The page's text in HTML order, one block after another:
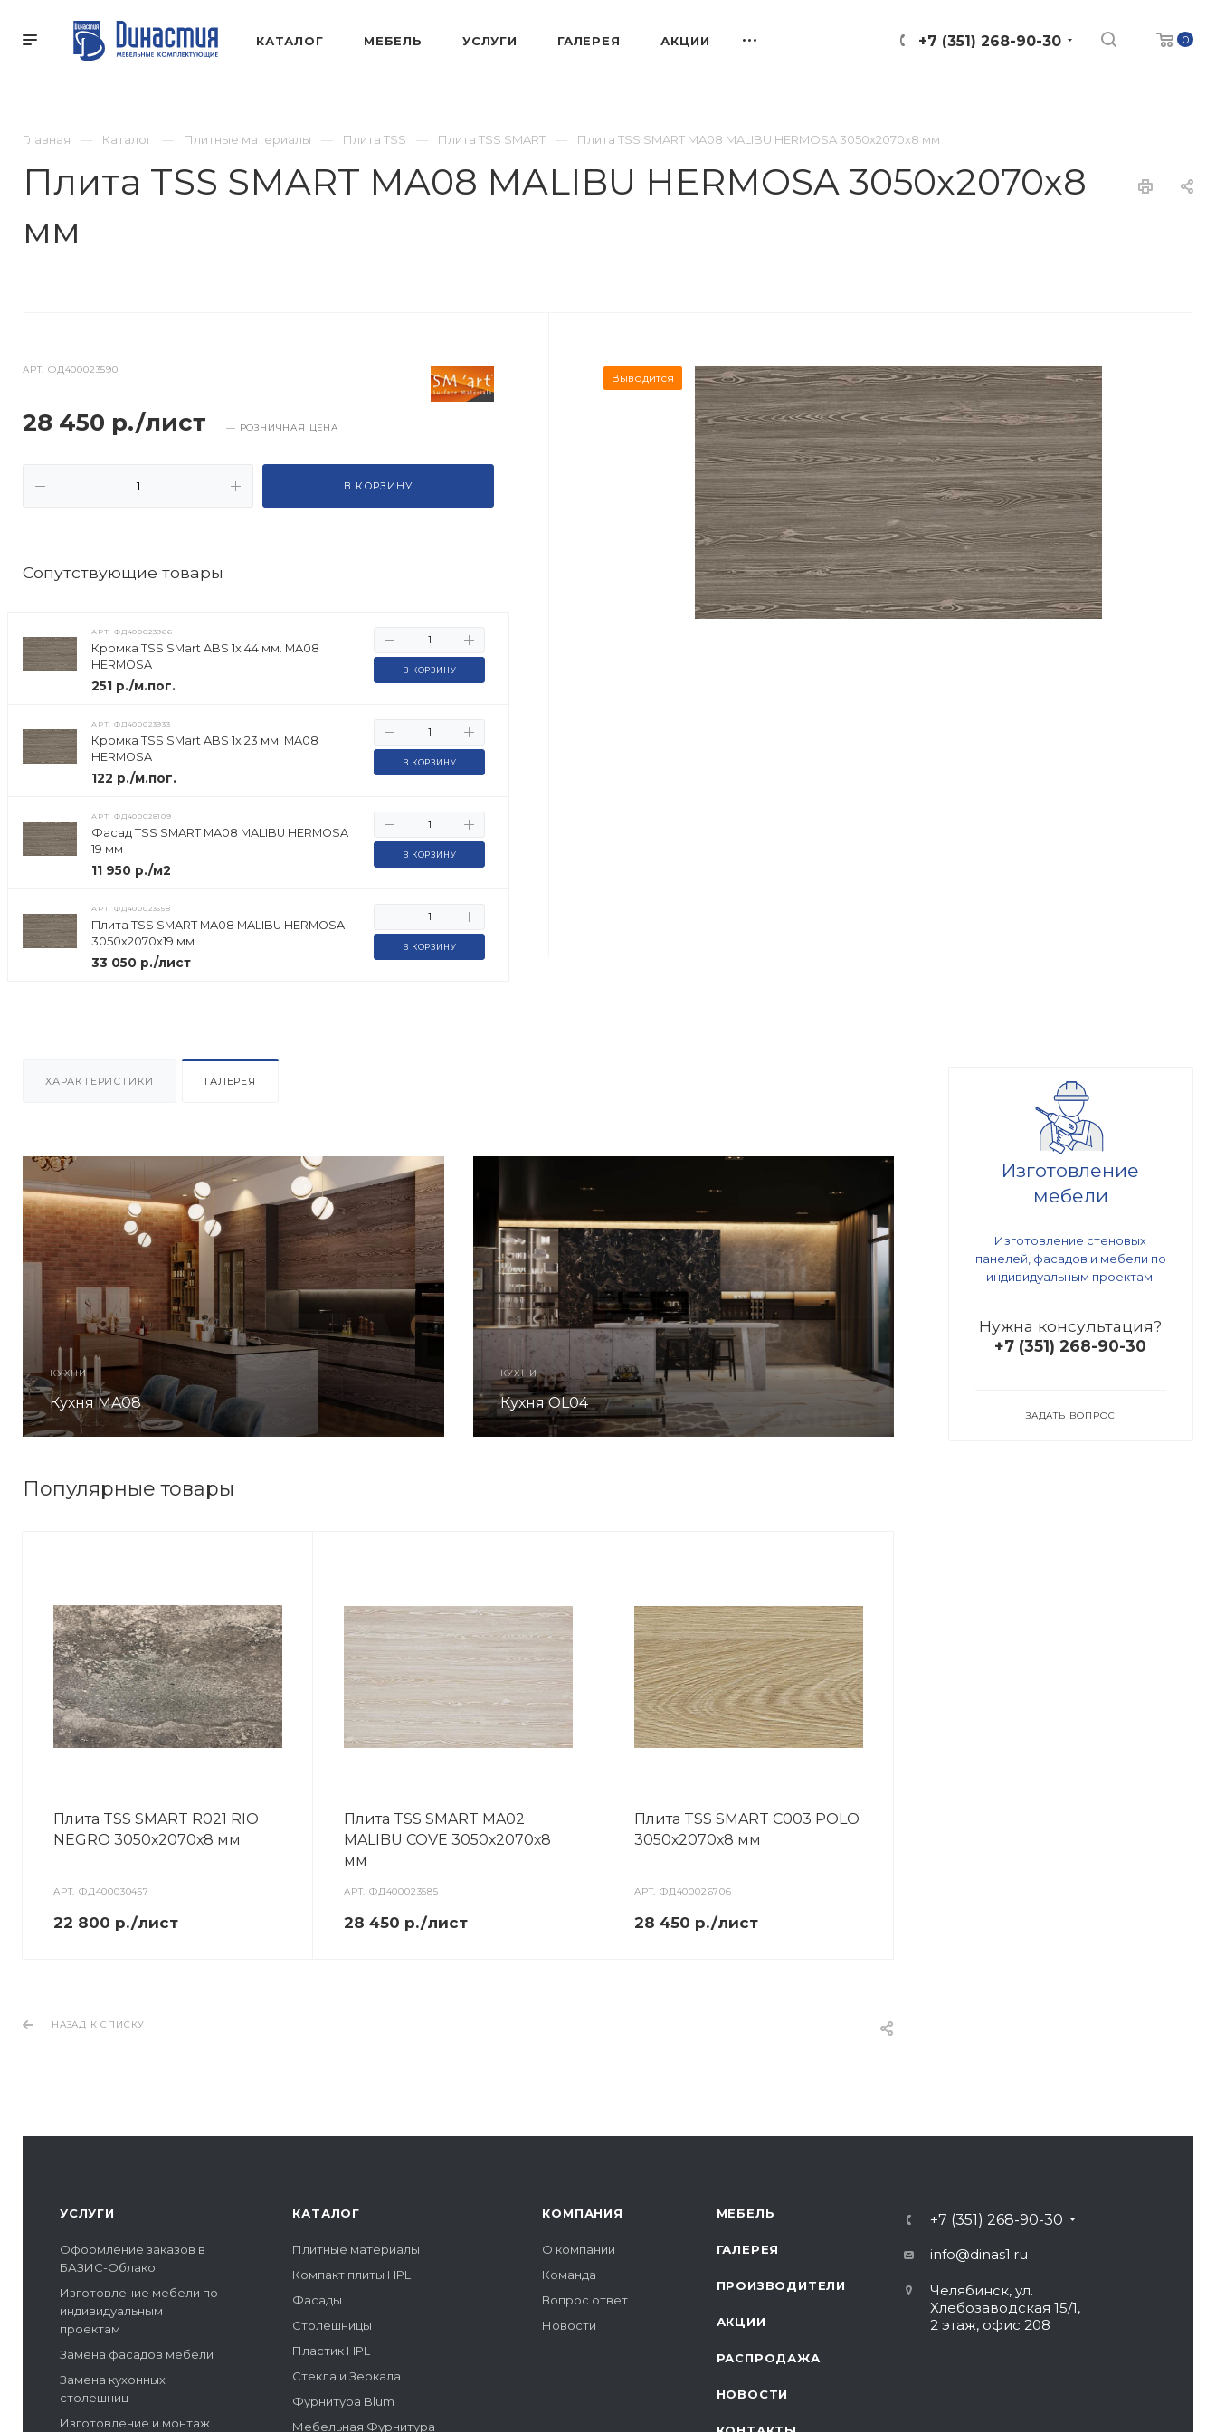
0
+7 (351) 268-90-30
КАТАЛОГ МЕБЕЛЬ УСЛУГИ ГАЛЕРЕЯ АКЦИИ
Главная Каталог Плитные материалы Плита TSS Плита TSS SMART Плита TSS SMART MA08 MALIBU HERMOSA 3050х2070х8 мм
Плита TSS SMART MA08 MALIBU HERMOSA 3050х2070х8
мм
АРТ.ФД400023590
28 450 р./лист — РОЗНИЧНАЯ ЦЕНА
В КОРЗИНУ
Cопутствующие товары
АРТ.ФД400023966
Кромка TSS SMart ABS 1х 44 мм. MA08
HERMOSA
251 р./м.пог.
В КОРЗИНУ
АРТ.ФД400023933
Кромка TSS SMart ABS 1х 23 мм. MA08
HERMOSA
122 р./м.пог.
В КОРЗИНУ
АРТ.ФД400028109
Фасад TSS SMART MA08 MALIBU HERMOSA
19 мм
11 950 р./м2
В КОРЗИНУ
АРТ.ФД400023558
Плита TSS SMART MA08 MALIBU HERMOSA
3050х2070х19 мм
33 050 р./лист
В КОРЗИНУ
Выводится
Изготовление
мебели
Изготовление стеновых
панелей, фасадов и мебели по
индивидуальным проектам.
Нужна консультация?
+7 (351) 268-90-30
ЗАДАТЬ ВОПРОС
ХАРАКТЕРИСТИКИ ГАЛЕРЕЯ
КУХНИ
Кухня MA08
КУХНИ
Кухня OL04
Популярные товары
Плита TSS SMART R021 RIO
NEGRO 3050х2070х8 мм
АРТ.ФД400030457
22 800 р./лист
Плита TSS SMART MA02
MALIBU COVE 3050х2070х8
мм
АРТ.ФД400023585
28 450 р./лист
Плита TSS SMART C003 POLO
3050х2070х8 мм
АРТ.ФД400026706
28 450 р./лист
НАЗАД К СПИСКУ
УСЛУГИ
Оформление заказов в
БАЗИС-Облако
Изготовление мебели по
индивидуальным
проектам
Замена фасадов мебели
Замена кухонных
столешниц
Изготовление и монтаж
КАТАЛОГ
Плитные материалы
Компакт плиты HPL
Фасады
Столешницы
Пластик HPL
Стекла и Зеркала
Фурнитура Blum
Мебельная Фурнитура
КОМПАНИЯ
О компании
Команда
Вопрос ответ
Новости
МЕБЕЛЬ
ГАЛЕРЕЯ
ПРОИЗВОДИТЕЛИ
АКЦИИ
РАСПРОДАЖА
НОВОСТИ
+7 (351) 268-90-30
info@dinas1.ru
Челябинск, ул.
Хлебозаводская 15/1,
2 этаж, офис 208